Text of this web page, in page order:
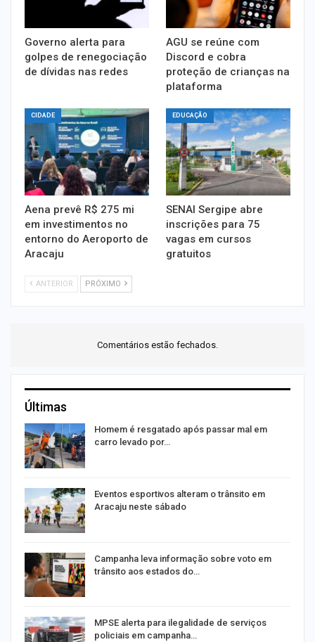
Governo alerta para
golpes de renegociação
de dívidas nas redes
AGU se reúne com
Discord e cobra
proteção de crianças na
plataforma
CIDADE
Aena prevê R$ 275 mi
em investimentos no
entorno do Aeroporto de
Aracaju
EDUCAÇÃO
SENAI Sergipe abre
inscrições para 75
vagas em cursos
gratuitos
ANTERIOR PRÓXIMO
Comentários estão fechados.
Últimas
Homem é resgatado após passar mal em
carro levado por…
Eventos esportivos alteram o trânsito em
Aracaju neste sábado
Campanha leva informação sobre voto em
trânsito aos estados do…
MPSE alerta para ilegalidade de serviços
policiais em campanha…